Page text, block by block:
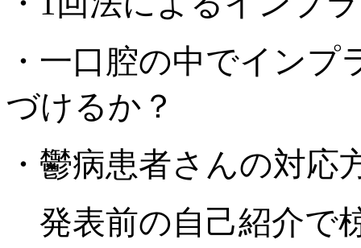
・一口腔の中でイン
づけるか？
・鬱病患者さんの対応
発表前の自己紹介で